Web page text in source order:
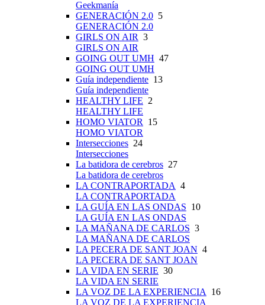
Geekmanía
GENERACIÓN 2.0 5
GENERACIÓN 2.0
GIRLS ON AIR 3
GIRLS ON AIR
GOING OUT UMH 47
GOING OUT UMH
Guía independiente 13
Guía independiente
HEALTHY LIFE 2
HEALTHY LIFE
HOMO VIATOR 15
HOMO VIATOR
Intersecciones 24
Intersecciones
La batidora de cerebros 27
La batidora de cerebros
LA CONTRAPORTADA 4
LA CONTRAPORTADA
LA GUÍA EN LAS ONDAS 10
LA GUÍA EN LAS ONDAS
LA MAÑANA DE CARLOS 3
LA MAÑANA DE CARLOS
LA PECERA DE SANT JOAN 4
LA PECERA DE SANT JOAN
LA VIDA EN SERIE 30
LA VIDA EN SERIE
LA VOZ DE LA EXPERIENCIA 16
LA VOZ DE LA EXPERIENCIA